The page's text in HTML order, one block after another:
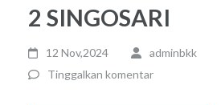
2 SINGOSARI
12 Nov,2024
adminbkk
Tinggalkan komentar